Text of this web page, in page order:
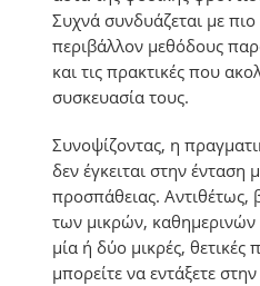
Συχνά συνδυάζεται με
περιβάλλον μεθόδους
και τις πρακτικές που
συσκευασία τους.
Συνοψίζοντας, η
δεν έγκειται στην ένταση
προσπάθειας. Αντιθέτως,
των μικρών, καθημερινών
μία ή δύο μικρές,
μπορείτε να εντάξετε